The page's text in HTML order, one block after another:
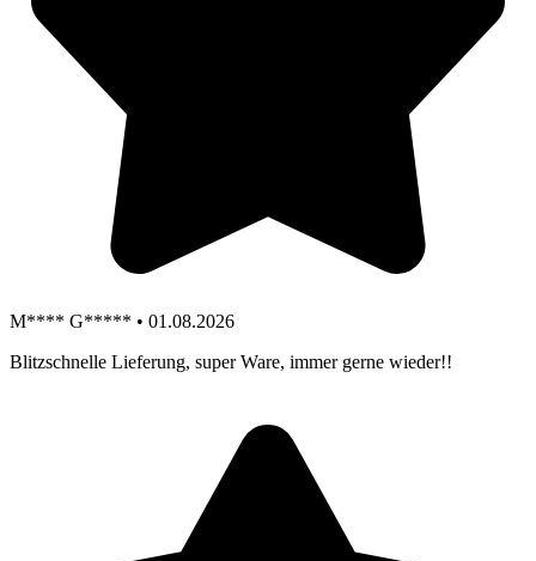
M**** G***** • 01.08.2026
Blitzschnelle Lieferung, super Ware, immer gerne wieder!!